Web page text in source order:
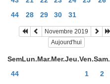
44
28 29 30 31
Novembre 2019
Aujourd'hui
SemLun.Mar.Mer.Jeu.Ven.Sam.
44
1 2